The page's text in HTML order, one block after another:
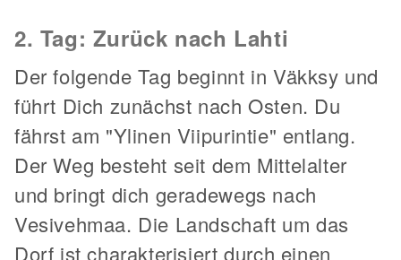
2. Tag: Zurück nach Lahti
Der folgende Tag beginnt in Väkksy und
führt Dich zunächst nach Osten. Du
fährst am "Ylinen Viipurintie" entlang.
Der Weg besteht seit dem Mittelalter
und bringt dich geradewegs nach
Vesivehmaa. Die Landschaft um das
Dorf ist charakterisiert durch einen